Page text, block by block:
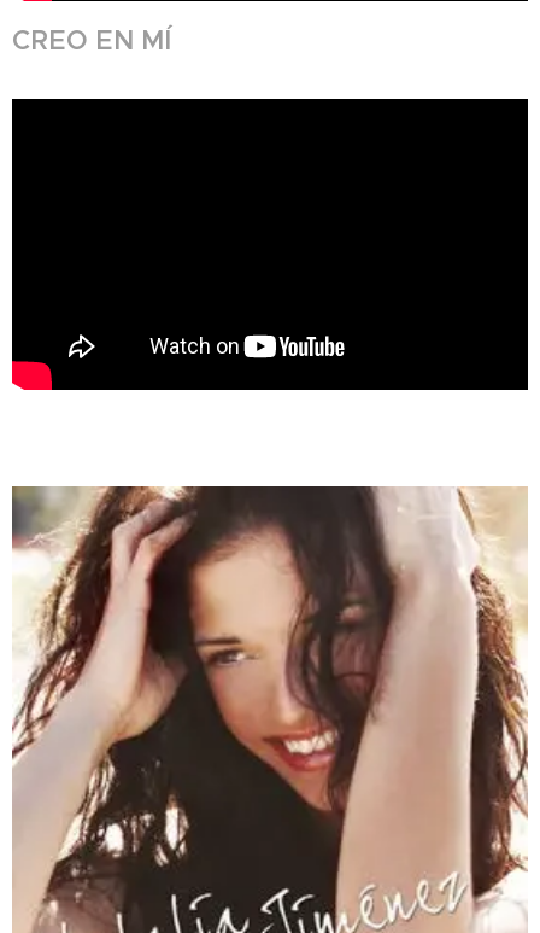
CREO EN MÍ